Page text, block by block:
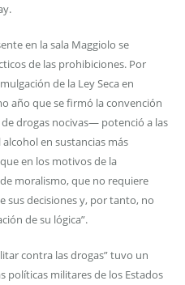
en la sala Maggiolo se
de las prohibiciones. Por
de la Ley Seca en
año que se firmó la convención
drogas nocivas— potenció a las
en sustancias más
en los motivos de la
moralismo, que no requiere
sus decisiones y, por tanto, no
de su lógica”.
contra las drogas” tuvo un
políticas militares de los Estados